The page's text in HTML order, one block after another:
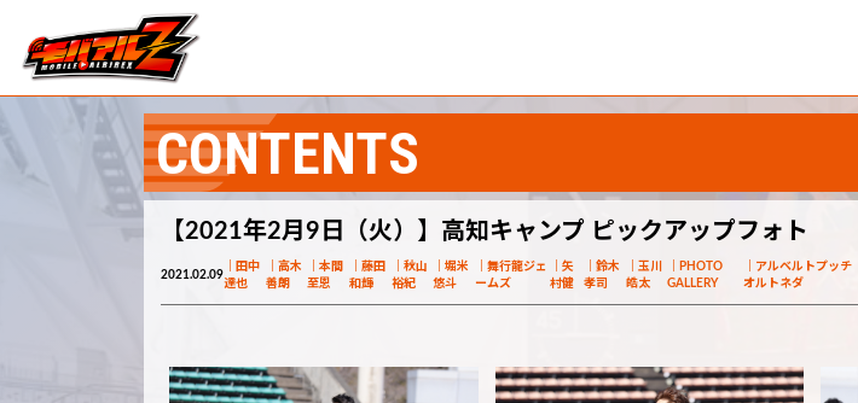
CONTENTS
【2021年2月9日（火）】高知キャンプ ピックアップフォト
2021.02.09
田中
達也
高木
善朗
本間
至恩
藤田
和輝
秋山
裕紀
堀米
悠斗
舞行龍ジェ
ームズ
矢
村健
鈴木
孝司
玉川
皓太
PHOTO
GALLERY
アルベルトプッチ
オルトネダ